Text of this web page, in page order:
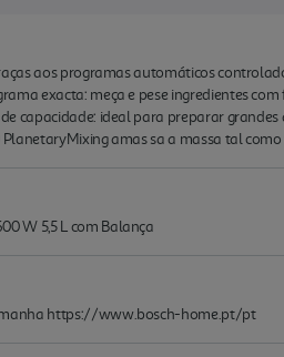
aos programas automáticos
exacta: meça e pese ingredientes
capacidade: ideal para preparar
amas sa a massa tal como
W 5,5 L com Balança
https://www.bosch-home.pt/pt